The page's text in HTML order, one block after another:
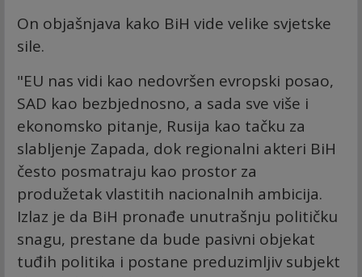
On objašnjava kako BiH vide velike svjetske
sile.
"EU nas vidi kao nedovršen evropski posao,
SAD kao bezbjednosno, a sada sve više i
ekonomsko pitanje, Rusija kao tačku za
slabljenje Zapada, dok regionalni akteri BiH
često posmatraju kao prostor za
produžetak vlastitih nacionalnih ambicija.
Izlaz je da BiH pronađe unutrašnju političku
snagu, prestane da bude pasivni objekat
tuđih politika i postane preduzimljiv subjekt